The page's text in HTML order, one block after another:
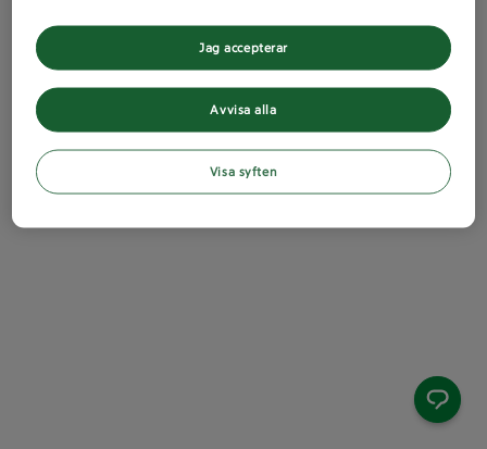
Avvisa alla
Jag accepterar
Visa syften